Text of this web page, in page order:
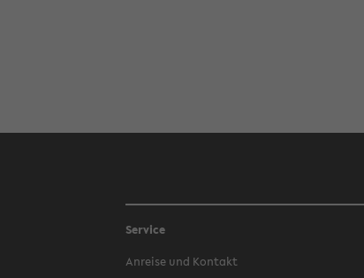
Service
An­rei­se und Kon­takt